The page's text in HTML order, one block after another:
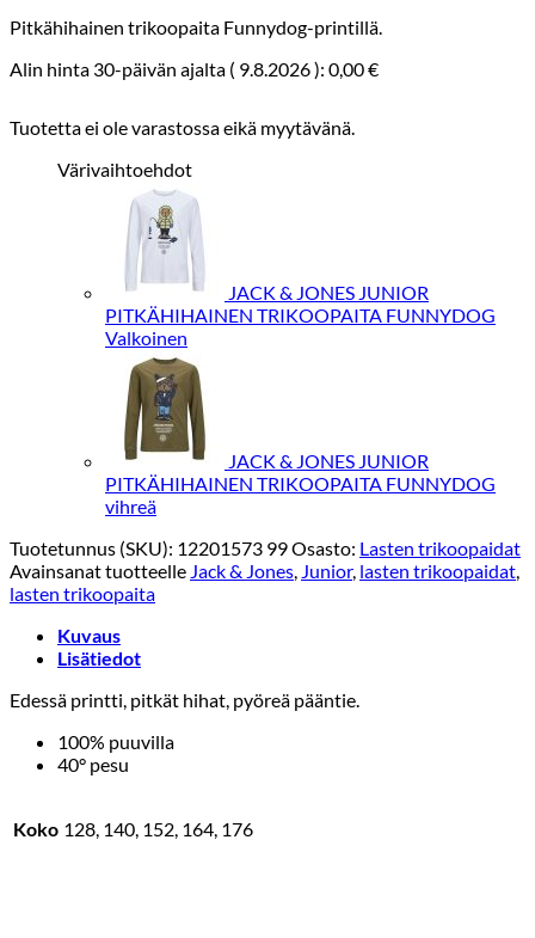
Pitkähihainen trikoopaita Funnydog-printillä.
Alin hinta 30-päivän ajalta ( 9.8.2026): 0,00€
Tuotetta ei ole varastossa eikä myytävänä.
Värivaihtoehdot
JACK & JONES JUNIOR
PITKÄHIHAINEN TRIKOOPAITA FUNNYDOG
Valkoinen
JACK & JONES JUNIOR
PITKÄHIHAINEN TRIKOOPAITA FUNNYDOG
vihreä
Tuotetunnus (SKU): 12201573 99Osasto: Lasten trikoopaidat
Avainsanat tuotteelle Jack & Jones, Junior, lasten trikoopaidat,
lasten trikoopaita
Kuvaus
Lisätiedot
Edessä printti, pitkät hihat, pyöreä pääntie.
100% puuvilla
40° pesu
Koko 128, 140, 152, 164, 176